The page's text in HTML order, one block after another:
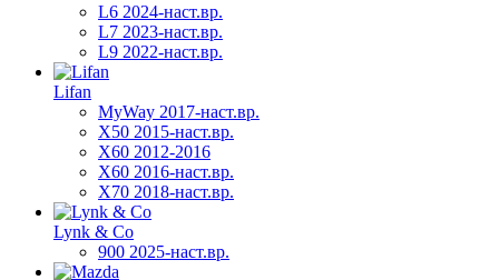
L6 2024-наст.вр.
L7 2023-наст.вр.
L9 2022-наст.вр.
Lifan
MyWay 2017-наст.вр.
X50 2015-наст.вр.
X60 2012-2016
X60 2016-наст.вр.
X70 2018-наст.вр.
Lynk & Co
900 2025-наст.вр.